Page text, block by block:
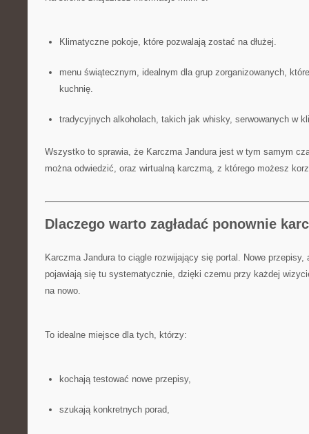
Klimatyczne pokoje, które pozwalają zostać na dłużej.
menu świątecznym, idealnym dla grup zorganizowanych,
kuchnię.
tradycyjnych alkoholach, takich jak whisky, serwowanych w
Wszystko to sprawia, że Karczma Jandura jest w tym samym
można odwiedzić, oraz wirtualną karczmą, z którego możesz
Dlaczego warto zagładać ponownie
Karczma Jandura to ciągle rozwijający się portal. Nowe przepisy,
pojawiają się tu systematycznie, dzięki czemu przy każdej
na nowo.
To idealne miejsce dla tych, którzy:
kochają testować nowe przepisy,
szukają konkretnych porad,